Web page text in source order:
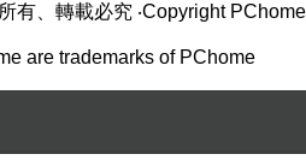
有、轉載必究 ‧Copyright PChome
are trademarks of PChome